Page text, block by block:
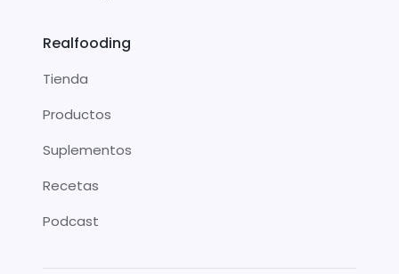
Realfooding
Tienda
Productos
Suplementos
Recetas
Podcast